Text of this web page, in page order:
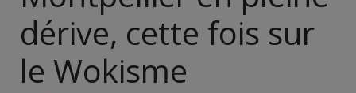
dérive, cette fois sur
le Wokisme